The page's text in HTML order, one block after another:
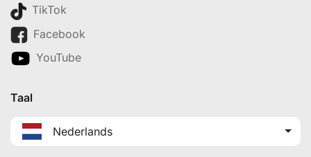
TikTok
Facebook
YouTube
Taal
Nederlands